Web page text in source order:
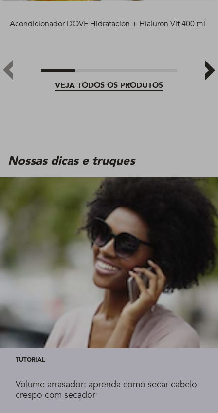
VEJA TODOS OS PRODUTOS
Acondicionador DOVE Hidratación + Hialuron Vit 400 ml
Nossas dicas e truques
TUTORIAL
Volume arrasador: aprenda como secar cabelo
crespo com secador